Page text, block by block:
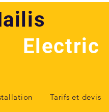
Electric
Tarifs et devis